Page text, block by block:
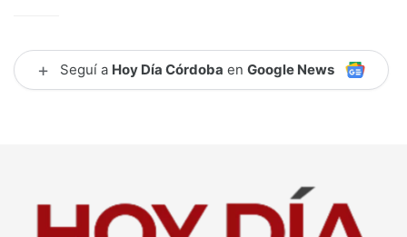
+ Seguí a Hoy Día Córdoba en Google News